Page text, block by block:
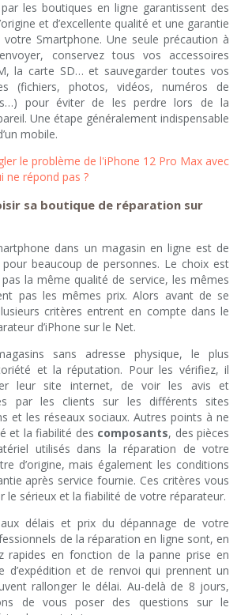
les boutiques en ligne garantissent des
et d’excellente qualité et une garantie
votre Smartphone. Une seule précaution à
conservez tous vos accessoires
la carte SD… et sauvegarder toutes vos
(fichiers, photos, vidéos, numéros de
pour éviter de les perdre lors de la
Une étape généralement indispensable
mobile.
le problème de l'iPhone 12 Pro Max avec
ne répond pas ?
sa boutique de réparation sur
dans un magasin en ligne est de
beaucoup de personnes. Le choix est
la même qualité de service, les mêmes
pas les mêmes prix. Alors avant de se
critères entrent en compte dans le
d’iPhone sur le Net.
sans adresse physique, le plus
et la réputation. Pour les vérifiez, il
leur site internet, de voir les avis et
par les clients sur les différents sites
et les réseaux sociaux. Autres points à ne
et la fiabilité des composants, des pièces
utilisés dans la réparation de votre
d’origine, mais également les conditions
après service fournie. Ces critères vous
le sérieux et la fiabilité de votre réparateur.
délais et prix du dépannage de votre
de la réparation en ligne sont, en
rapides en fonction de la panne prise en
d’expédition et de renvoi qui prennent un
rallonger le délai. Au-delà de 8 jours,
de vous poser des questions sur le